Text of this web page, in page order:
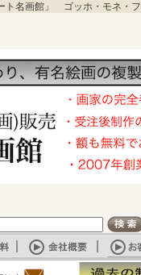
ト名画館」 ゴッホ・モネ・